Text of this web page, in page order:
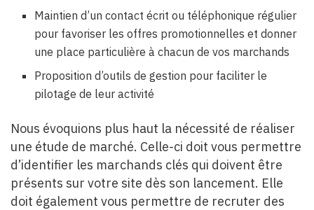
Maintien d’un contact écrit ou téléphonique régulier
pour favoriser les offres promotionnelles et donner
une place particulière à chacun de vos marchands
Proposition d’outils de gestion pour faciliter le
pilotage de leur activité
Nous évoquions plus haut la nécessité de réaliser
une étude de marché. Celle-ci doit vous permettre
d’identifier les marchands clés qui doivent être
présents sur votre site dès son lancement. Elle
doit également vous permettre de recruter des